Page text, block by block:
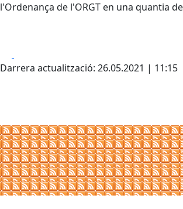
l'Ordenança de l'ORGT en una quantia
Darrera actualització: 26.05.2021 | 11:15